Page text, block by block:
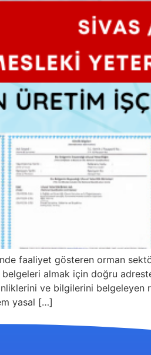
faaliyet gösteren orman
belgeleri almak için doğru
ve bilgilerini
yasal […]